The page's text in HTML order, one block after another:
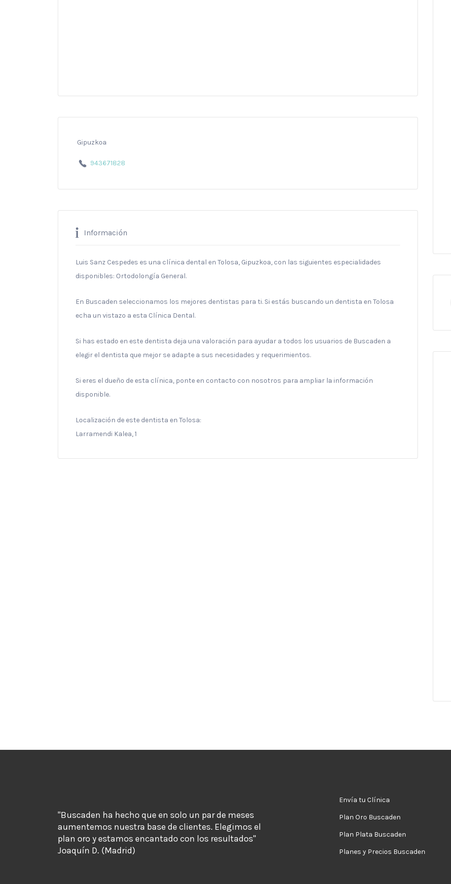
Gipuzkoa
943671828
Información
Luis Sanz Cespedes es una clínica dental en Tolosa, Gipuzkoa, con las siguientes especialidades
disponibles: Ortodolongía General.
En Buscaden seleccionamos los mejores dentistas para ti. Si estás buscando un dentista en Tolosa
echa un vistazo a esta Clínica Dental.
Si has estado en este dentista deja una valoración para ayudar a todos los usuarios de Buscaden a
elegir el dentista que mejor se adapte a sus necesidades y requerimientos.
Si eres el dueño de esta clínica, ponte en contacto con nosotros para ampliar la información
disponible.
Localización de este dentista en Tolosa:
Larramendi Kalea, 1
"Buscaden ha hecho que en solo un par de meses
aumentemos nuestra base de clientes. Elegimos el
plan oro y estamos encantado con los resultados"
Joaquín D. (Madrid)
Envía tu Clínica
Plan Oro Buscaden
Plan Plata Buscaden
Planes y Precios Buscaden